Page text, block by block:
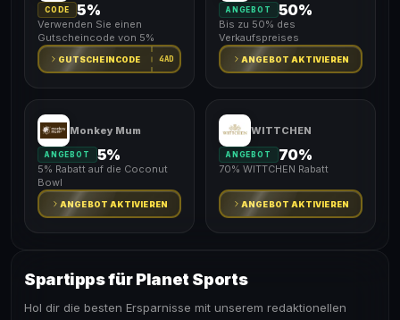
CODE 5%
Verwenden Sie einen
Gutscheincode von 5%
GUTSCHEINCODE 4AD
ANGEBOT 50%
Bis zu 50% des
Verkaufspreises
ANGEBOT AKTIVIEREN
Monkey Mum
ANGEBOT 5%
5% Rabatt auf die Coconut
Bowl
ANGEBOT AKTIVIEREN
WITTCHEN
ANGEBOT 70%
70% WITTCHEN Rabatt
ANGEBOT AKTIVIEREN
Spartipps für Planet Sports
Hol dir die besten Ersparnisse mit unserem redaktionellen